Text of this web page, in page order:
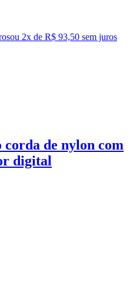
ou 2x de R$ 93,50 sem juros
corda de nylon com
digital